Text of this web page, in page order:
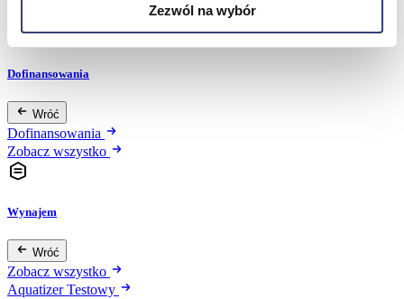
Zezwól na wybór
Dofinansowania
Wróć
Dofinansowania
Zobacz wszystko
Wynajem
Wróć
Zobacz wszystko
Aquatizer Testowy